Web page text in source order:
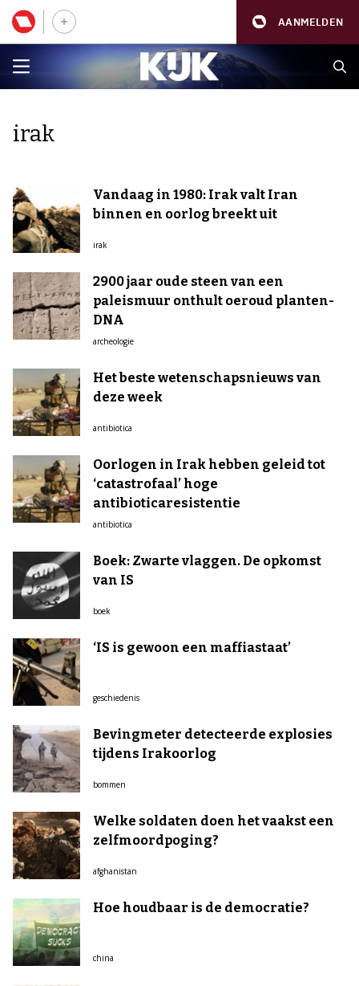
AANMELDEN
irak
Vandaag in 1980: Irak valt Iran
binnen en oorlog breekt uit
irak
2900 jaar oude steen van een
paleismuur onthult oeroud planten-
DNA
archeologie
Het beste wetenschapsnieuws van
deze week
antibiotica
Oorlogen in Irak hebben geleid tot
‘catastrofaal’ hoge
antibioticaresistentie
antibiotica
Boek: Zwarte vlaggen. De opkomst
van IS
boek
‘IS is gewoon een maffiastaat’
geschiedenis
Bevingmeter detecteerde explosies
tijdens Irakoorlog
bommen
Welke soldaten doen het vaakst een
zelfmoordpoging?
afghanistan
Hoe houdbaar is de democratie?
china